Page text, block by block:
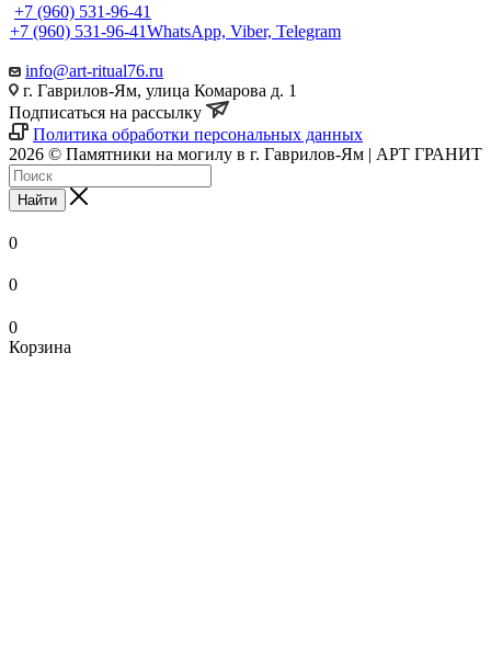
+7 (960) 531-96-41
+7 (960) 531-96-41WhatsApp, Viber, Telegram
info@art-ritual76.ru
г. Гаврилов-Ям, улица Комарова д. 1
Подписаться на рассылку
Политика обработки персональных данных
2026 © Памятники на могилу в г. Гаврилов-Ям | АРТ ГРАНИТ
Найти
0
0
0
Корзина